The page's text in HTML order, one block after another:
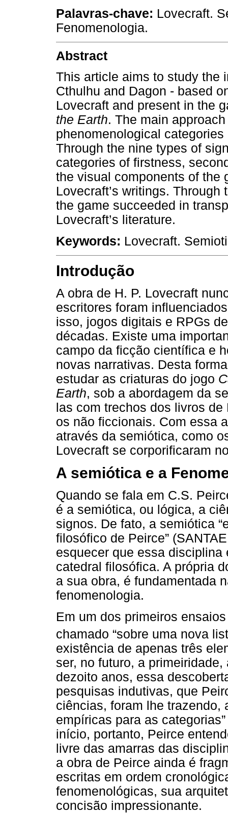
Palavras-chave: Lovecraft.
Fenomenologia.
Abstract
This article aims to study the
Cthulhu and Dagon - based
Lovecraft and present in the
the Earth. The main
phenomenological
Through the nine types of
categories of firstness,
the visual components of the
Lovecraft’s writings.
the game succeeded in
Lovecraft’s literature.
Keywords: Lovecraft.
Introdução
A obra de H. P. Lovecraft
escritores foram
isso, jogos digitais e RPGs
décadas. Existe uma
campo da ficção científica e
novas narrativas. Desta
estudar as criaturas do jogo
Earth, sob a abordagem da
las com trechos dos livros
os não ficcionais. Com essa
através da semiótica, como
Lovecraft se corporificaram
A semiótica e a
Quando se fala em C.S.
é a semiótica, ou lógica, a
signos. De fato, a semiótica
filosófico de Peirce”
esquecer que essa
catedral filosófica. A própria
a sua obra, é fundamentada
fenomenologia.
Em um dos primeiros
chamado “sobre uma nova
existência de apenas três
ser, no futuro, a
dezoito anos, essa
pesquisas indutivas, que
ciências, foram lhe trazendo,
empíricas para as
início, portanto, Peirce
livre das amarras das
a obra de Peirce ainda é
escritas em ordem
fenomenológicas, sua
concisão impressionante.